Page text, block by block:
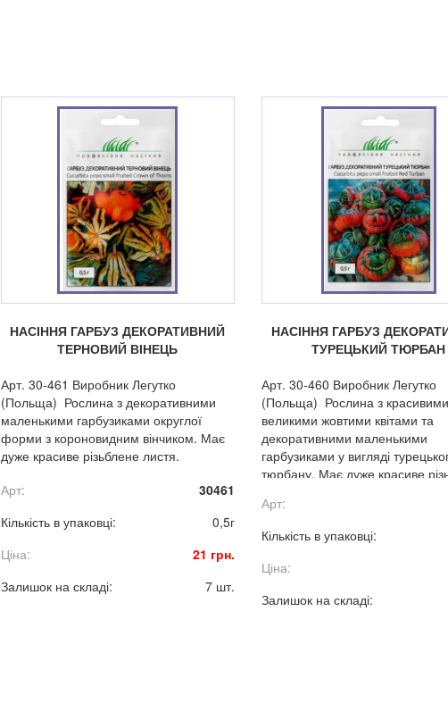
НАСІННЯ ГАРБУЗ ДЕКОРАТИВНИЙ
ТЕРНОВИЙ ВІНЕЦЬ
Арт. 30-461 Виробник Легутко
(Польща) Рослина з декоративними
маленькими гарбузиками округлої
форми з короновидним вінчиком. Має
дуже красиве різьблене листя.
Арт:
30461
Кількість в упаковці:
0,5г
Ціна:
21 грн.
Залишок на складі:
7 шт.
НАСІННЯ ГАРБУЗ
ТУРЕЦЬКИЙ ТЮРБАН
Арт. 30-460 Виробник Легутко
(Польща) Рослина з красивими
великими жовтими квітами та
декоративними маленькими
гарбузиками у вигляді
тюрбану. Має дуже красиве
Арт:
Кількість в упаковці:
Ціна:
Залишок на складі: